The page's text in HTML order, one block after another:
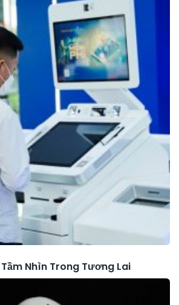
Nhìn Trong Tương Lai